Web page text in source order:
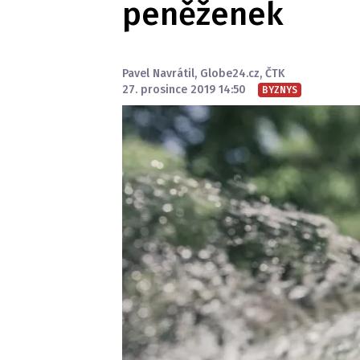
peněženek
Pavel Navrátil, Globe24.cz, ČTK
27. prosince 2019 14:50
BYZNYS